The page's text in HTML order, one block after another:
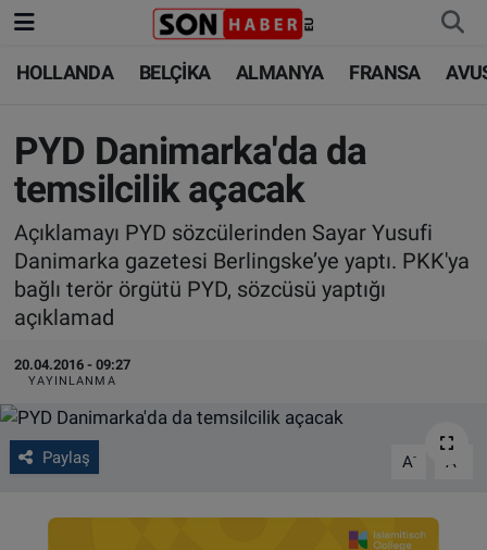
HOLLANDA BELÇİKA ALMANYA FRANSA
PYD Danimarka'da da
temsilcilik açacak
Açıklamayı PYD sözcülerinden Sayar Yusufi
Danimarka gazetesi Berlingske’ye yaptı. PKK'ya
bağlı terör örgütü PYD, sözcüsü yaptığı
açıklamad
20.04.2016 - 09:27
YAYINLANMA
Paylaş A- A
HOLLANDA
BELÇİKA
ALMANYA
FRANSA
AVUSTURYA
SAĞLIK - YAŞAM
BİLİM-TEKNOLOJİ
HOLLANDA
BELÇİKA
ALMANYA
TÜRKİYE
DÜNYA
BİLİM-TEKNOLOJİ
SAĞLIK
FOTO GALERİ
Nöbetçi Eczaneler
Hava Durumu
Trafik Durumu
Süper Lig Puan Durumu ve Fikstür
Tüm Manşetler
Son Dakika Haberleri
Haber Arşivi